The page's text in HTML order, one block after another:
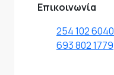
Επικοινωνία
254 102 6040
693 802 1779